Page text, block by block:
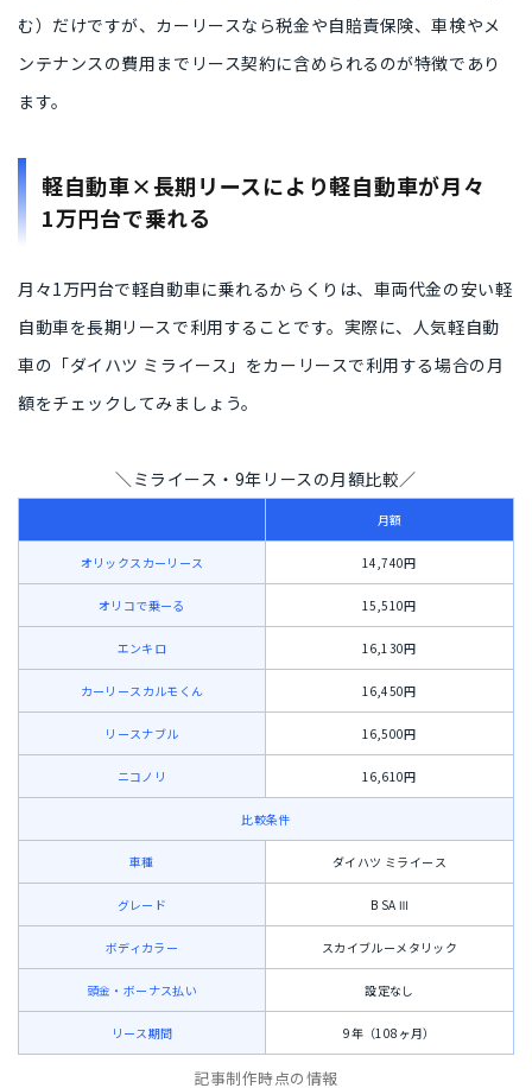
む）だけですが、カーリースなら税金や自賠責保険、車検やメ
ンテナンスの費用まで リース契約に含められる のが特徴であり
ます。
軽自動車×長期リースにより軽自動車が月々
1万円台で乗れる
月々1万円台で軽自動車に乗れるからくりは、 車両代金の安い軽
自動車を長期リースで利用すること です。実際に、人気軽自動
車の「ダイハツ ミライース」をカーリースで利用する場合の月
額をチェックしてみましょう。
＼ミライース・9年リースの月額比較／
月額
オリックスカーリース 14,740円
オリコで乗ーる 15,510円
エンキロ 16,130円
カーリースカルモくん 16,450円
リースナブル 16,500円
ニコノリ 16,610円
比較条件
車種 ダイハツ ミライース
グレード B SA Ⅲ
ボディカラー スカイブルーメタリック
頭金・ボーナス払い 設定なし
リース期間 9年（108ヶ月）
記事制作時点の情報